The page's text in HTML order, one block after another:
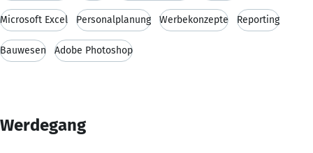
Microsoft Excel Personalplanung Werbekonzepte Reporting
Bauwesen Adobe Photoshop
Werdegang